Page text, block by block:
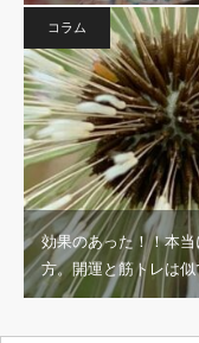
コラム
効果のあった！！本
方。開運と筋トレは